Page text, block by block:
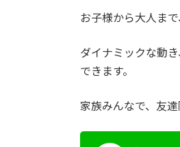
お子様から大人ま
ダイナミックな動
できます。
家族みんなで、友